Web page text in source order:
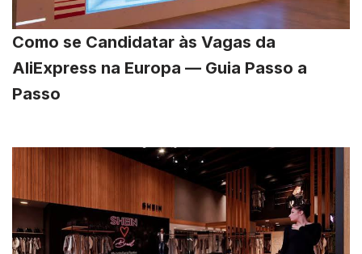
Como se Candidatar às Vagas da
AliExpress na Europa — Guia Passo a
Passo